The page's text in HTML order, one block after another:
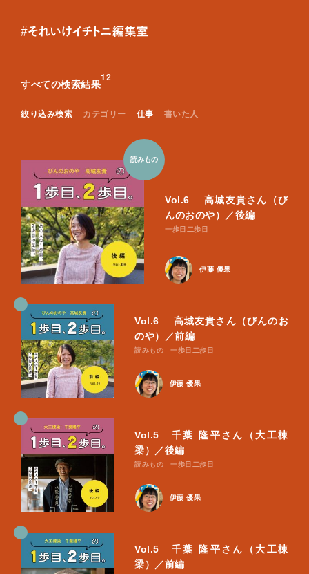
8
買
い
も
06
カ
すべての検索結果
12
絞り込み検索 カテゴリー 仕事 書いた人
Vol.6 ⾼城友貴さん（び
んのおのや）／後編
一歩目二歩目
伊藤 優果
読みもの
Vol.6 ⾼城友貴さん（びんのお
のや）／前編
読みもの 一歩目二歩目
伊藤 優果
Vol.5 千葉 隆平さん（大工棟
梁）／後編
読みもの 一歩目二歩目
伊藤 優果
Vol.5 千葉 隆平さん（大工棟
梁）／前編